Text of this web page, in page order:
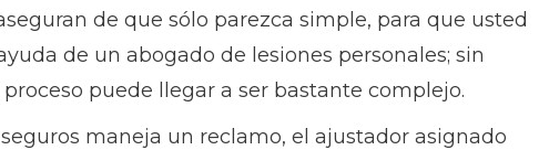
de que sólo parezca simple, para que usted
de un abogado de lesiones personales; sin
puede llegar a ser bastante complejo.
maneja un reclamo, el ajustador asignado